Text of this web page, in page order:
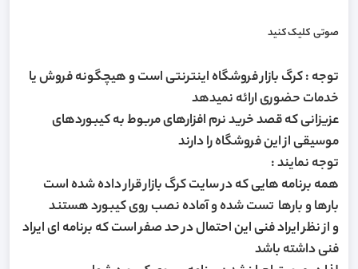
صوتیکلیک کنید
توجه : کرگ بازار فروشگاه اینترنتی است و هیچگونه فروش یا
خدمات حضوری ارائه نمیدهد
عزیزانی که قصد خرید نرم افزارهای مربوط به کیبوردهای
موسیقی از این فروشگاه را دارند
توجه نمایند :
همه برنامه هایی که در سایت کرگ بازار قرار داده شده است
بارها و بارها تست شده و آماده نصب روی کیبورد هستند
و از نظر ایراد فنی این احتمال در حد صفر است که برنامه ای ایراد
فنی داشته باشد